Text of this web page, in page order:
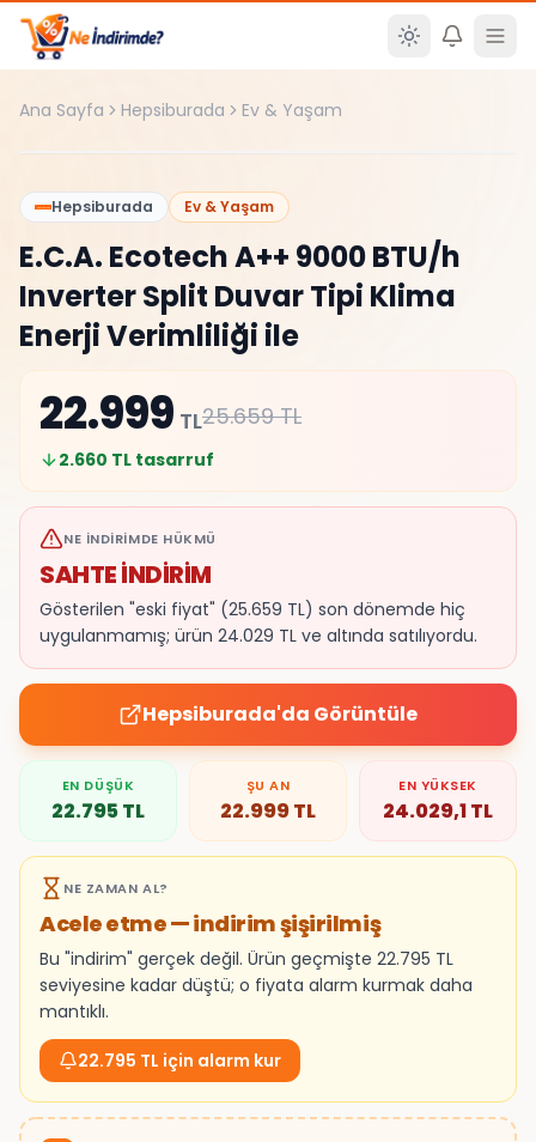
Ana içeriğe atla
Ana Sayfa Hepsiburada Ev & Yaşam
%10
Hepsiburada
Ev & Yaşam
E.C.A. Ecotech A++ 9000 BTU/h
Inverter Split Duvar Tipi Klima
Enerji Verimliliği ile
22.999 TL25.659TL
2.660 TL tasarruf
NE İNDIRIMDE HÜKMÜ
SAHTE İNDİRİM
Gösterilen "eski fiyat" (25.659 TL) son dönemde hiç
uygulanmamış; ürün 24.029 TL ve altında satılıyordu.
Hepsiburada'da Görüntüle
EN DÜŞÜK
22.795TL
ŞU AN
22.999TL
EN YÜKSEK
24.029,1TL
NE ZAMAN AL?
Acele etme — indirim şişirilmiş
Bu "indirim" gerçek değil. Ürün geçmişte 22.795 TL
seviyesine kadar düştü; o fiyata alarm kurmak daha
mantıklı.
22.795 TL için alarm kur